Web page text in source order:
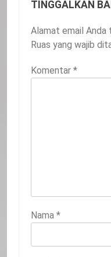
TINGGALKAN
Alamat email Anda
Ruas yang wajib
Komentar *
Nama *